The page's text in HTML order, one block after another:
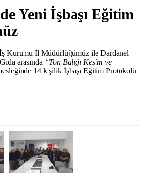
Yeni İşbaşı Eğitim
Kurumu İl Müdürlüğümüz ile Dardanel
arasında “Ton Balığı Kesim ve
14 kişilik İşbaşı Eğitim Protokolü